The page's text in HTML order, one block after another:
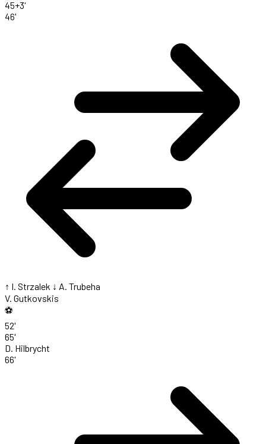
45+3'
46'
↑ I. Strzalek ↓ A. Trubeha
V. Gutkovskis
⚽
52'
65'
D. Hilbrycht
66'